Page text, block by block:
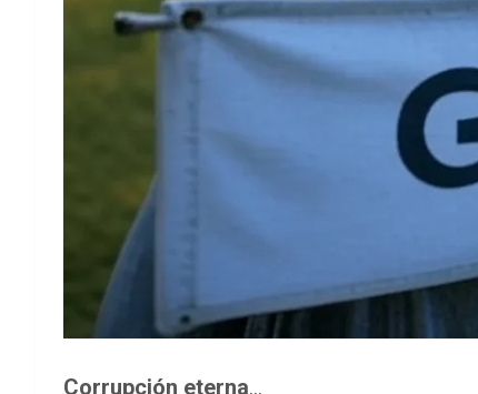
Corrupción eterna…